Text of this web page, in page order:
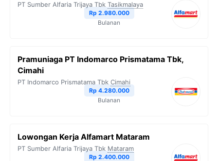
PT Sumber Alfaria Trijaya Tbk Tasikmalaya
Rp 2.980.000
Bulanan
Pramuniaga PT Indomarco Prismatama Tbk,
Cimahi
PT Indomarco Prismatama Tbk Cimahi
Rp 4.280.000
Bulanan
Lowongan Kerja Alfamart Mataram
PT Sumber Alfaria Trijaya Tbk Mataram
Rp 2.400.000